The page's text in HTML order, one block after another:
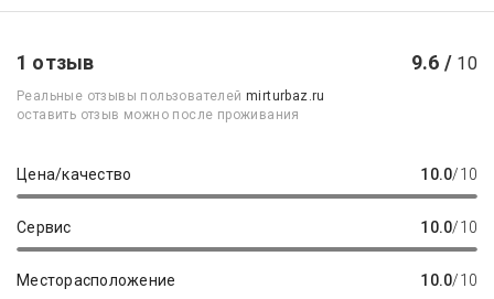
1 отзыв 9.6 / 10
Реальные отзывы пользователейmirturbaz.ru
оставить отзыв можно после проживания
Цена/качество 10.0/10
Сервис 10.0/10
Месторасположение 10.0/10